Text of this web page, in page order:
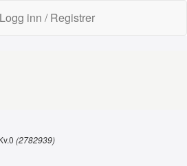
Logg inn / Registrer
(2782939)